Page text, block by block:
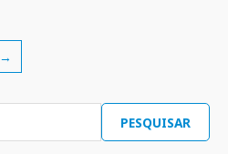
PESQUISAR
→